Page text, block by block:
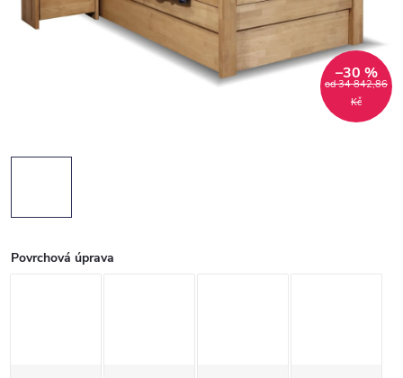
od 34 842,86
Kč
–30 %
Povrchová úprava